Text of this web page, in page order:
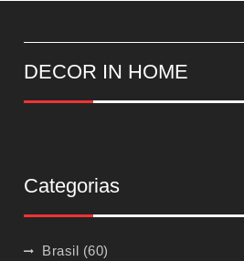
DECOR IN HOME
Categorias
Brasil (60)